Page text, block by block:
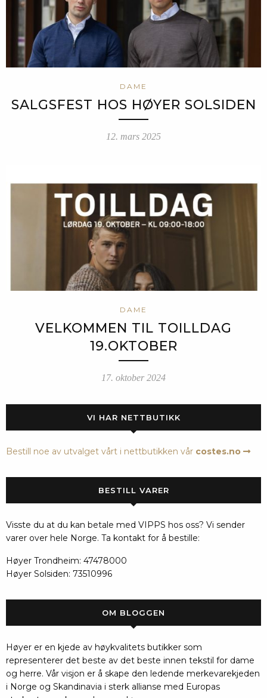
DAME
SALGSFEST HOS HØYER SOLSIDEN
12. mars 2025
DAME
VELKOMMEN TIL TOILLDAG
19.OKTOBER
17. oktober 2024
VI HAR NETTBUTIKK
Bestill noe av utvalget vårt i nettbutikken vår costes.no
BESTILL VARER
Visste du at du kan betale med VIPPS hos oss? Vi sender
varer over hele Norge. Ta kontakt for å bestille:
Høyer Trondheim: 47478000
Høyer Solsiden: 73510996
OM BLOGGEN
Høyer er en kjede av høykvalitets butikker som
representerer det beste av det beste innen tekstil for dame
og herre. Vår visjon er å skape den ledende merkevarekjeden
i Norge og Skandinavia i sterk allianse med Europas